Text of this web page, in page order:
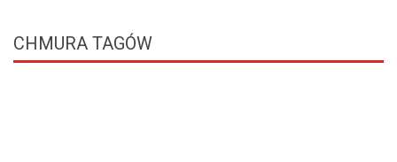
CHMURA TAGÓW